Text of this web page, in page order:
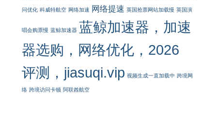
问优化 科威特航空 网络加速 网络提速 英国抢票网站加载慢 英国演
唱会购票慢 蓝鲸加速器 蓝鲸加速器，加速
器选购，网络优化，2026
评测，jiasuqi.vip 视频生成一直加载中 跨境网
络 跨境访问卡顿 阿联酋航空